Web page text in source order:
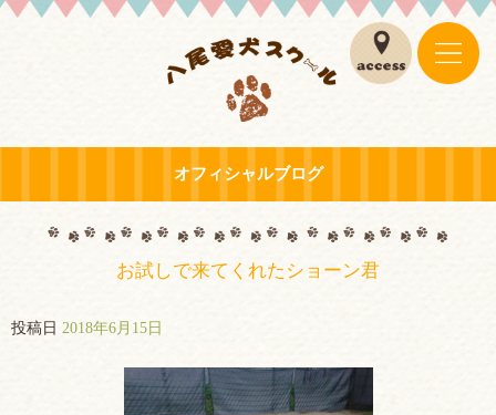
オフィシャルブログ
お試しで来てくれたショーン君
投稿日 2018年6月15日